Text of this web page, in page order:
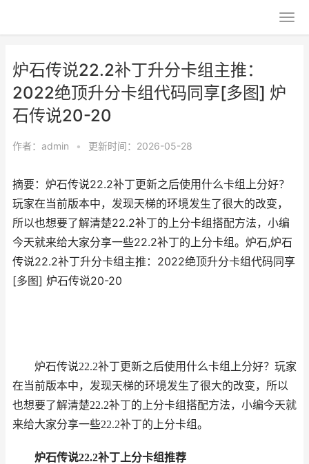
炉石传说22.2补丁升分卡组主推：
2022绝顶升分卡组代码同享[多图] 炉
石传说20-20
作者： admin • 更新时间：2026-05-28
摘要：炉石传说22.2补丁更新之后使用什么卡组上分好？
玩家在当前版本中，发现天梯的环境发生了很大的改变，
所以也想要了解清楚22.2补丁的上分卡组搭配方法，小编
今天就来给大家分享一些22.2补丁的上分卡组。炉石,炉石
传说22.2补丁升分卡组主推：2022绝顶升分卡组代码同享
[多图] 炉石传说20-20
炉石传说22.2补丁更新之后使用什么卡组上分好？玩家
在当前版本中，发现天梯的环境发生了很大的改变，所以
也想要了解清楚22.2补丁的上分卡组搭配方法，小编今天就
来给大家分享一些22.2补丁的上分卡组。
炉石传说22.2补丁上分卡组推荐